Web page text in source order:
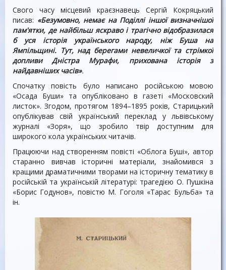
Свого часу місцевий краєзнавець Сергій Кокряцький
писав: «Безумовно, немає на Поділлі іншої визначнішої
пам'ятки, де найбільш яскраво і трагічно відобразилася
б уся історія українського народу, ніж Буша на
Ямпільщині. Тут, над берегами невеличкої та стрімкої
допливи Дністра Мурафи, прихована історія з
найдавніших часів».
Спочатку повість було написано російською мовою
«Осада Буши» та опубліковано в газеті «Московский
листок». Згодом, протягом 1894–1895 років, Старицький
опублікував свій український переклад у львівському
журналі «Зоря», що зробило твір доступним для
широкого кола українських читачів.
Працюючи над створенням повісті «Облога Буші», автор
старанно вивчав історичні матеріали, знайомився з
кращими драматичними творами на історичну тематику в
російській та українській літературі: трагедією О. Пушкіна
«Борис Годунов», повістю М. Гоголя «Тарас Бульба» та
ін.